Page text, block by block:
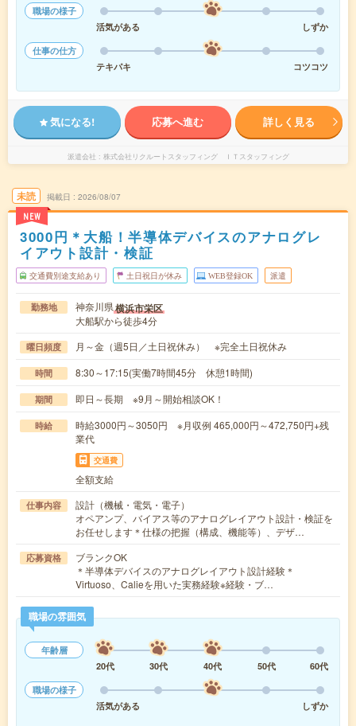
職場の様子
活気がある
しずか
仕事の仕方
テキパキ
コツコツ
気になる! 応募へ進む 詳しく見る
派遣会社 株式会社リクルートスタッフィング ＩＴスタッフィング
未読
NEW
掲載日 2026/08/07
3000円＊大船！半導体デバイスのアナログレ
イアウト設計・検証
交通費別途支給あり 土日祝日が休み WEB登録OK 派遣
勤務地 神奈川県横浜市栄区
大船駅から徒歩4分
曜日頻度 月～金（週5日／土日祝休み） ※完全土日祝休み
時間 8:30～17:15(実働7時間45分 休憩1時間)
期間 即日～長期 ※9月～開始相談OK！
時給
時給3000円～3050円 ※月収例 465,000円～472,750円+残
業代
交通費
全額支給
仕事内容
設計（機械・電気・電子）
オペアンプ、バイアス等のアナログレイアウト設計・検証を
お任せします＊仕様の把握（構成、機能等）、デザ…
応募資格
ブランクOK
＊半導体デバイスのアナログレイアウト設計経験＊
Virtuoso、Calieを用いた実務経験※経験・ブ…
職場の雰囲気
年齢層
20代
30代 40代 50代
60代
職場の様子
活気がある
しずか